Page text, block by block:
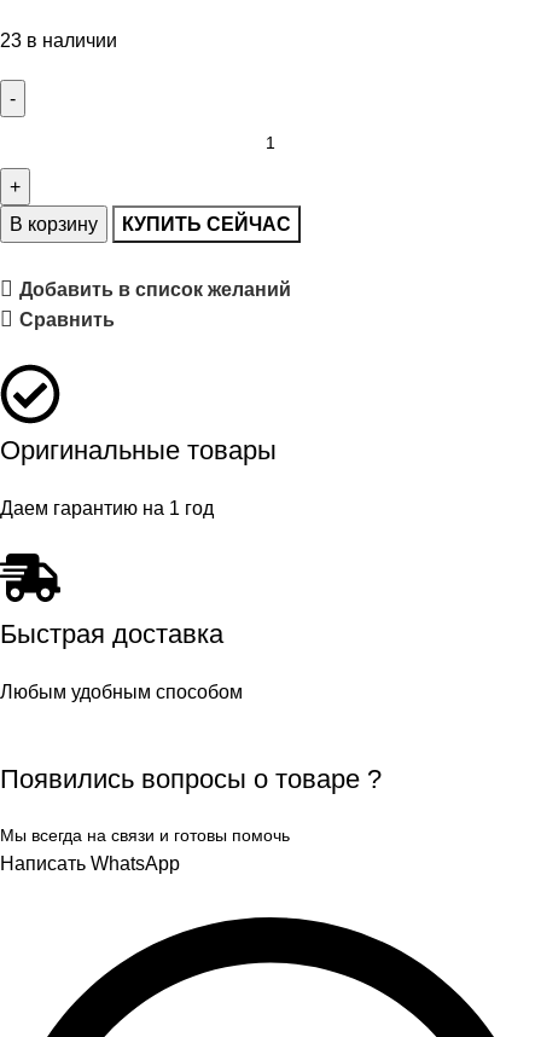
23 в наличии
В корзину КУПИТЬ СЕЙЧАС
Добавить в список желаний
Сравнить
Оригинальные товары
Даем гарантию на 1 год
Быстрая доставка
Любым удобным способом
Появились вопросы о товаре ?
Мы всегда на связи и готовы помочь
Написать WhatsApp